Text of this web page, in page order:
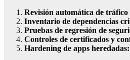
Revisión automática de tráfico
Inventario de dependencias
Pruebas de regresión de
Controles de certificados y
Hardening de apps heredadas: